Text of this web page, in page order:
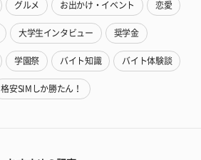
グルメ お出かけ・イベント 恋愛
大学生インタビュー 奨学金
学園祭 バイト知識 バイト体験談
格安SIMしか勝たん！